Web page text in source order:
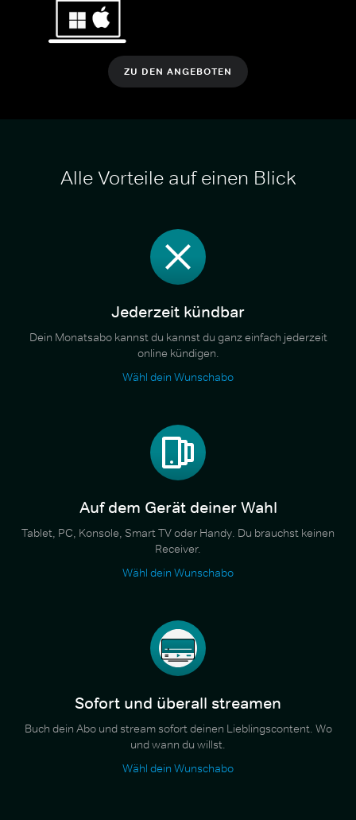
ZU DEN ANGEBOTEN
Alle Vorteile auf einen Blick
Jederzeit kündbar
Dein Monatsabo kannst du kannst du ganz einfach jederzeit
online kündigen.
Wähl dein Wunschabo
Auf dem Gerät deiner Wahl
Tablet, PC, Konsole, Smart TV oder Handy. Du brauchst keinen
Receiver.
Wähl dein Wunschabo
Sofort und überall streamen
Buch dein Abo und stream sofort deinen Lieblingscontent. Wo
und wann du willst.
Wähl dein Wunschabo